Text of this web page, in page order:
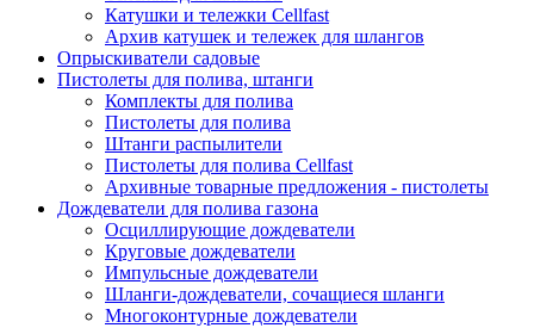
Катушки и тележки Cellfast
Архив катушек и тележек для шлангов
Опрыскиватели садовые
Пистолеты для полива, штанги
Комплекты для полива
Пистолеты для полива
Штанги распылители
Пистолеты для полива Cellfast
Архивные товарные предложения - пистолеты
Дождеватели для полива газона
Осциллирующие дождеватели
Круговые дождеватели
Импульсные дождеватели
Шланги-дождеватели, сочащиеся шланги
Многоконтурные дождеватели